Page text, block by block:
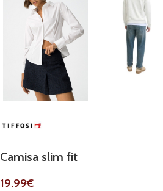
Camisa slim fit
19.99€